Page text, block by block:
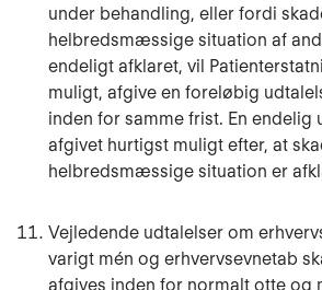
under behandling, eller fordi
helbredsmæssige situation af
endeligt afklaret, vil
muligt, afgive en foreløbig
inden for samme frist. En endelig
afgivet hurtigst muligt efter, at
helbredsmæssige situation er
Vejledende udtalelser om
varigt mén og erhvervsevnetab
afgives inden for normalt otte og